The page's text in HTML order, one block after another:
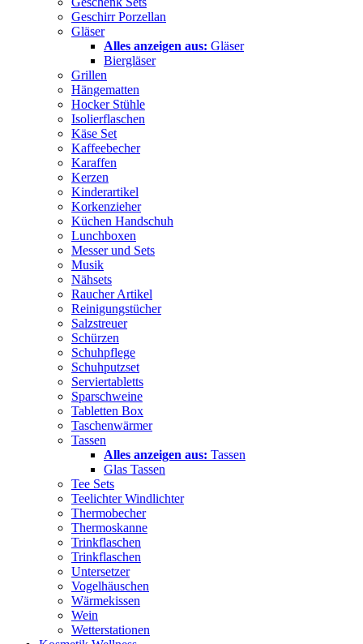
Geschirr Porzellan
Gläser
Alles anzeigen aus: Gläser
Biergläser
Grillen
Hängematten
Hocker Stühle
Isolierflaschen
Käse Set
Kaffeebecher
Karaffen
Kerzen
Kinderartikel
Korkenzieher
Küchen Handschuh
Lunchboxen
Messer und Sets
Musik
Nähsets
Raucher Artikel
Reinigungstücher
Salzstreuer
Schürzen
Schuhpflege
Schuhputzset
Serviertabletts
Sparschweine
Tabletten Box
Taschenwärmer
Tassen
Alles anzeigen aus: Tassen
Glas Tassen
Tee Sets
Teelichter Windlichter
Thermobecher
Thermoskanne
Trinkflaschen
Trinkflaschen
Untersetzer
Vogelhäuschen
Wärmekissen
Wein
Wetterstationen